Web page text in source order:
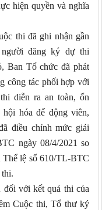
hiện quyền và nghĩa
thi đã ghi nhận gần
đăng ký dự thi
Ban Tổ chức đã phát
công tác phối hợp với
diễn ra an toàn, ổn
hóa để động viên,
điều chỉnh mức giải
ngày 08/4/2021 so
lệ số 610/TL-BTC
đối với kết quả thi của
Cuộc thi, Tổ thư ký